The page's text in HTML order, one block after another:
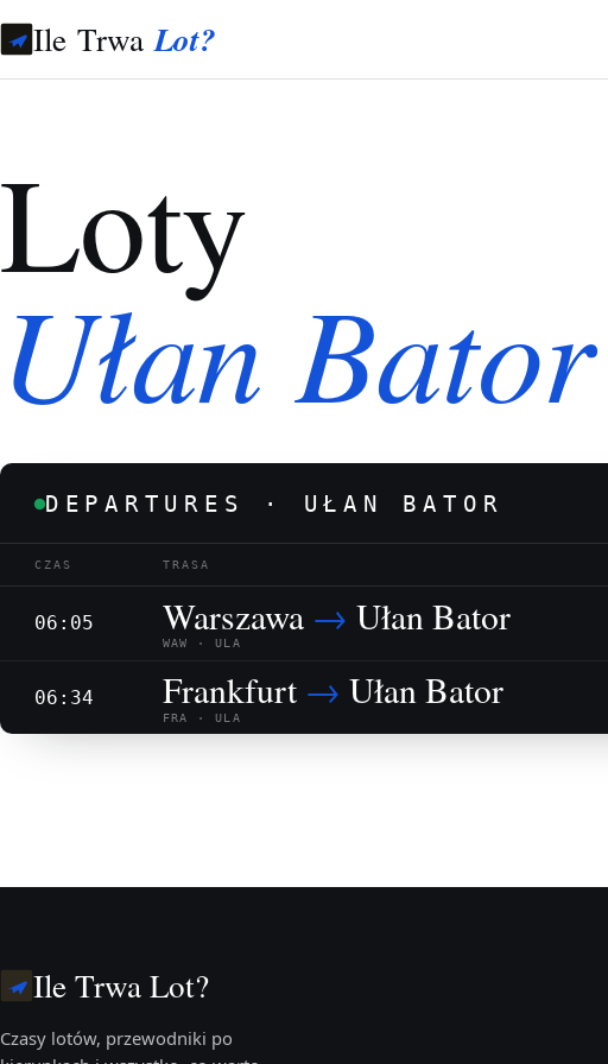
Ile TrwaLot?
Loty
Ułan Bator
DEPARTURES · UŁAN BATOR
CZAS TRASA
06:05 Warszawa → Ułan Bator
WAW · ULA
06:34 Frankfurt → Ułan Bator
FRA · ULA
Ile Trwa Lot?
Czasy lotów, przewodniki po